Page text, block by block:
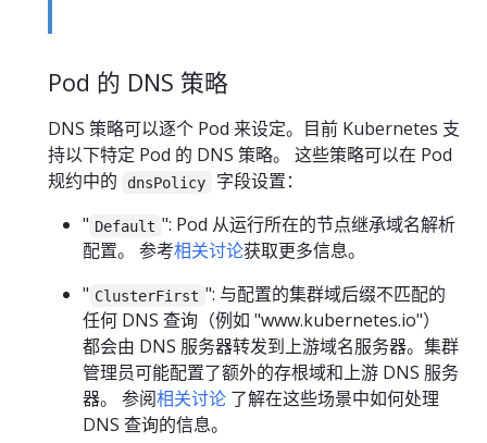
Pod 的 DNS 策略
DNS 策略可以逐个 Pod 来设定。目前 Kubernetes 支
持以下特定 Pod 的 DNS 策略。 这些策略可以在 Pod
规约中的
dnsPolicy
字段设置：
" Default ": Pod 从运行所在的节点继承域名解析
配置。 参考相关讨论获取更多信息。
" ClusterFirst ": 与配置的集群域后缀不匹配的
任何 DNS 查询（例如 "www.kubernetes.io"）
都会由 DNS 服务器转发到上游域名服务器。集群
管理员可能配置了额外的存根域和上游 DNS 服务
器。 参阅相关讨论 了解在这些场景中如何处理
DNS 查询的信息。